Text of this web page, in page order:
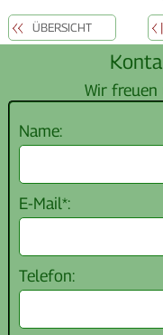
ÜBERSICHT
Wir freuen
Name:
E-Mail*:
Telefon: